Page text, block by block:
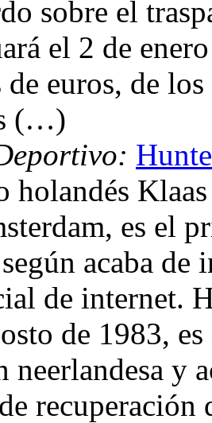
sobre el
el 2 de
euros, de
(…)
holandés
es el
acaba de
de internet.
de 1983,
neerlandesa y